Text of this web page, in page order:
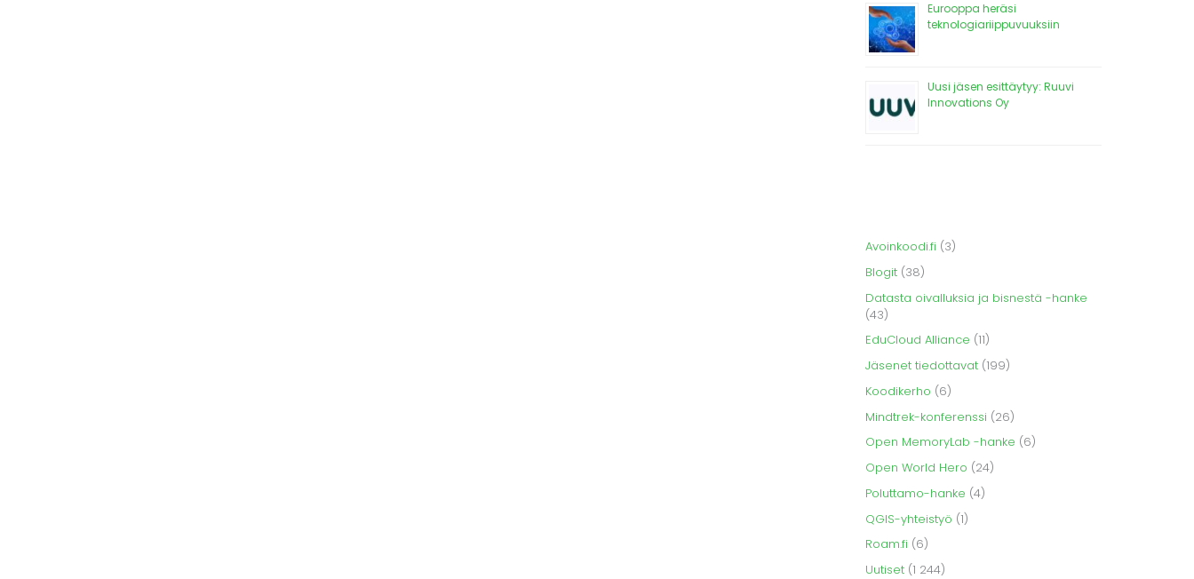
Eurooppa heräsi
teknologiariippuvuuksiin
Uusi jäsen esittäytyy: Ruuvi
Innovations Oy
Avoinkoodi.fi (3)
Blogit (38)
Datasta oivalluksia ja bisnestä -hanke
(43)
EduCloud Alliance (11)
Jäsenet tiedottavat (199)
Koodikerho (6)
Mindtrek-konferenssi (26)
Open MemoryLab -hanke (6)
Open World Hero (24)
Poluttamo-hanke (4)
QGIS-yhteistyö (1)
Roam.fi (6)
Uutiset (1 244)